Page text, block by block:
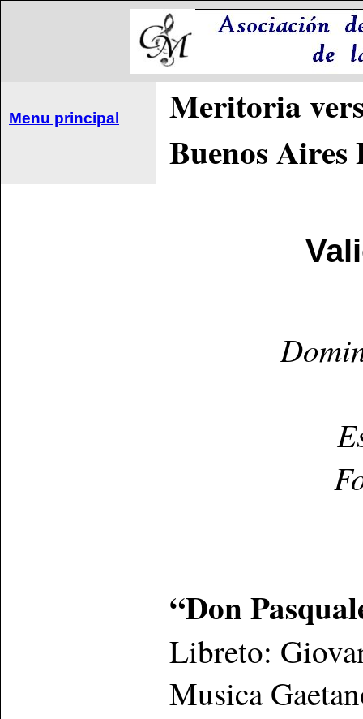
Menu principal
Meritoria
Buenos
“Don
Libreto:
Musica